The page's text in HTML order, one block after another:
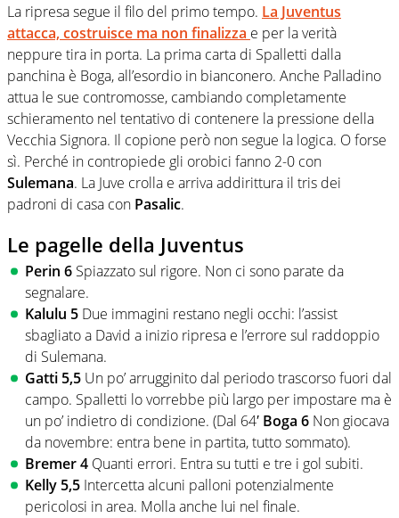
La ripresa segue il filo del primo tempo. La Juventus
attacca, costruisce ma non finalizza e per la verità
neppure tira in porta. La prima carta di Spalletti dalla
panchina è Boga, all’esordio in bianconero. Anche Palladino
attua le sue contromosse, cambiando completamente
schieramento nel tentativo di contenere la pressione della
Vecchia Signora. Il copione però non segue la logica. O forse
sì. Perché in contropiede gli orobici fanno 2-0 con
Sulemana. La Juve crolla e arriva addirittura il tris dei
padroni di casa con Pasalic.
Le pagelle della Juventus
Perin 6 Spiazzato sul rigore. Non ci sono parate da
segnalare.
Kalulu 5 Due immagini restano negli occhi: l’assist
sbagliato a David a inizio ripresa e l’errore sul raddoppio
di Sulemana.
Gatti 5,5 Un po’ arrugginito dal periodo trascorso fuori dal
campo. Spalletti lo vorrebbe più largo per impostare ma è
un po’ indietro di condizione. (Dal 64′ Boga 6 Non giocava
da novembre: entra bene in partita, tutto sommato).
Bremer 4 Quanti errori. Entra su tutti e tre i gol subiti.
Kelly 5,5 Intercetta alcuni palloni potenzialmente
pericolosi in area. Molla anche lui nel finale.